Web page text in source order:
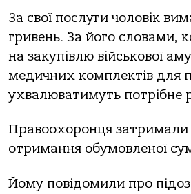
За свої послуги чоловік
гривень. За його словами,
на закупівлю військової
медичних комплектів для
ухвалюватимуть потрібне
Правоохоронця затримали
отримання обумовленої
Йому повідомили про